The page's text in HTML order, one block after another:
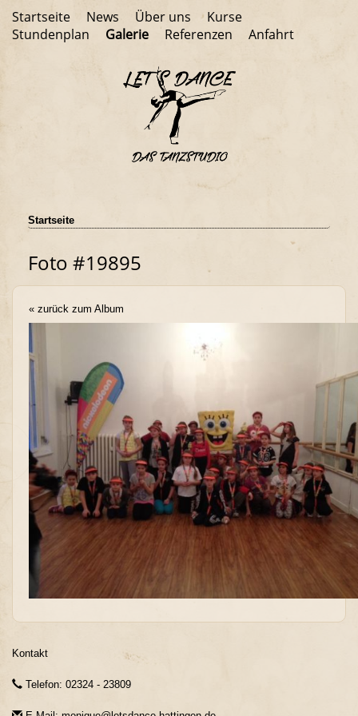
Startseite News Über uns
Kurse
Stundenplan
Galerie Referenzen Anfahrt
Startseite
Foto #19895
« zurück zum Album
Kontakt
Telefon: 02324 - 23809